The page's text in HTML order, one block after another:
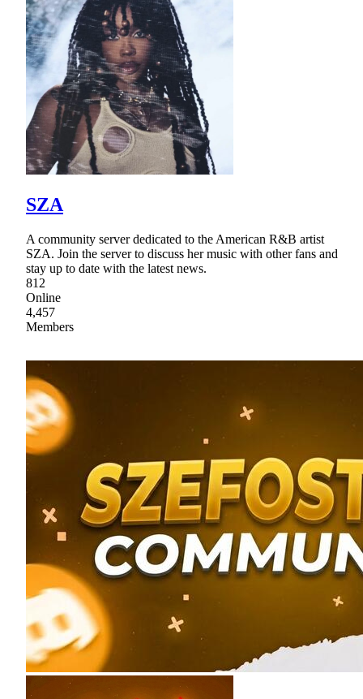
SZA
A community server dedicated to the American R&B artist
SZA. Join the server to discuss her music with other fans and
stay up to date with the latest news.
812
Online
4,457
Members